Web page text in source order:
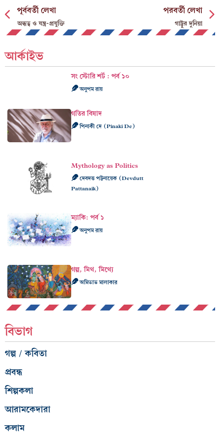
পূর্ববর্তী লেখা
অন্ধত্ব ও যন্ত্র-প্রযুক্তি
পরবর্তী লেখা
গাট্টুর দুনিয়া
আর্কাইভ
সং স্টোরি শর্ট : পর্ব ১০
অনুপম রায়
গতির বিষাদ
পিনাকী দে (Pinaki De)
Mythology as Politics
দেবদত্ত পট্টনায়েক (Devdutt
Pattanaik)
ম্যাকি: পর্ব ১
অনুপম রায়
গল্প, মিথ, মিথ্যে
অমিতাভ মালাকার
বিভাগ
গল্প / কবিতা
প্রবন্ধ
শিল্পকলা
আরামকেদারা
কলাম